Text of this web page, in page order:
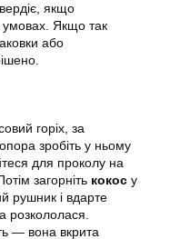
якщо
умовах. Якщо так
або
горіх, за
зробіть у ньому
для проколу на
загорніть кокос у
рушник і вдарте
розкололася.
— вона вкрита